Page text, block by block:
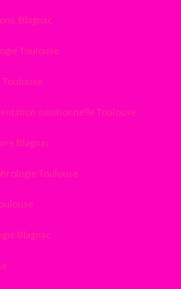
Blagnac
Toulouse
émotionnelle Toulouse
Blagnac
Toulouse
Blagnac